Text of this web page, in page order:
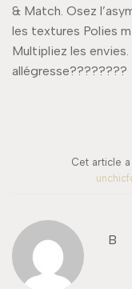
& Match. Osez
les textures Polies
Multipliez les
allégresse????????
Cet article
B